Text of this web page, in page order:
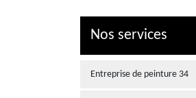
Nos services
Entreprise de peinture 34